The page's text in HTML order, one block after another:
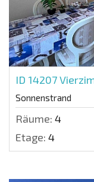
ID 14207
Sonnenstrand
Räume: 4
Etage: 4